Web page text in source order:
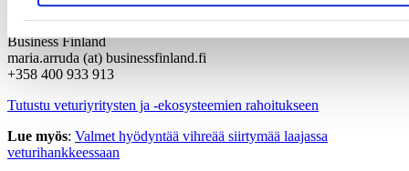
Maria Arruda,
viestintäpäällikkö
Business Finland
maria.arruda (at) businessfinland.fi
+358 400 933 913
Tutustu veturiyritysten ja -ekosysteemien rahoitukseen
Lue myös: Valmet hyödyntää vihreää siirtymää laajassa
veturihankkeessaan